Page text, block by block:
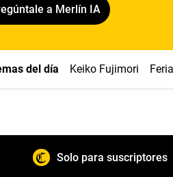
a Merlín IA
del día Keiko Fujimori
Solo para suscriptores